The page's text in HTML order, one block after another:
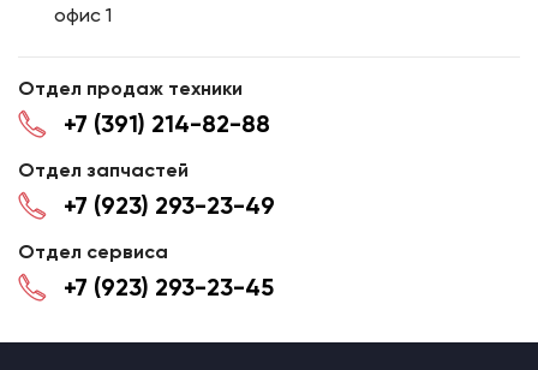
офис 1
Отдел продаж техники
+7 (391) 214-82-88
Отдел запчастей
+7 (923) 293-23-49
Отдел сервиса
+7 (923) 293-23-45